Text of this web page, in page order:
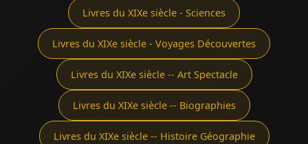
Livres du XIXe siècle - Sciences
Livres du XIXe siècle - Voyages Découvertes
Livres du XIXe siècle -- Art Spectacle
Livres du XIXe siècle -- Biographies
Livres du XIXe siècle -- Histoire Géographie